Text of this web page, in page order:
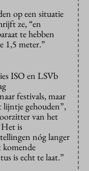
op een situatie
ze, “en
te hebben
1,5 meter.”
ISO en LSVb
festivals, maar
lijntje gehouden”,
van het
is
nóg langer
komende
is echt te laat.”